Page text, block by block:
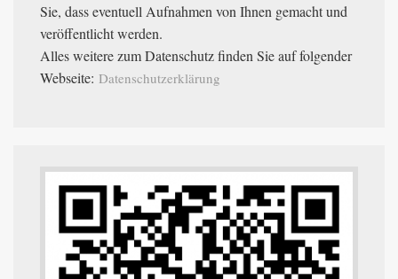
Sie, dass eventuell Aufnahmen von Ihnen gemacht und
veröffentlicht werden.
Alles weitere zum Datenschutz finden Sie auf folgender
Webseite: Datenschutzerklärung